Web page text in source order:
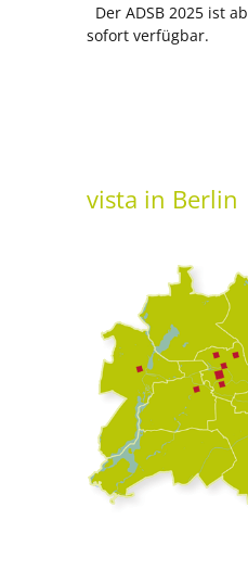
Der ADSB 2025 ist ab
sofort verfügbar.
vista in Berlin